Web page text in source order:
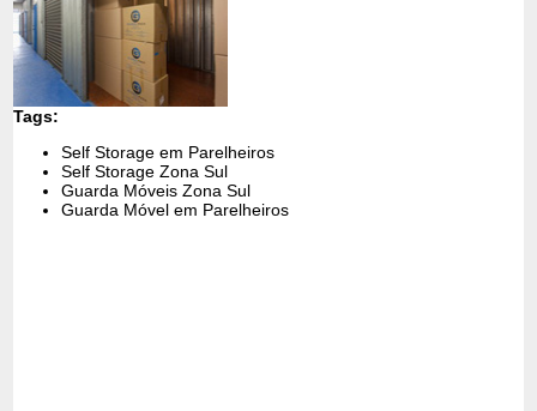
Tags:
Self Storage em Parelheiros
Self Storage Zona Sul
Guarda Móveis Zona Sul
Guarda Móvel em Parelheiros